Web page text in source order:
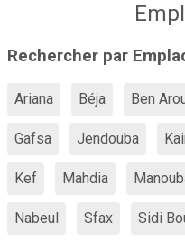
Rechercher par
Ariana Béja Ben
Gafsa Jendouba
Kef Mahdia
Nabeul Sfax Sidi